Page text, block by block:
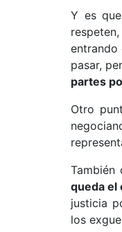
Y es
entrando
pasar,
partes
Otro
queda el
justicia
los